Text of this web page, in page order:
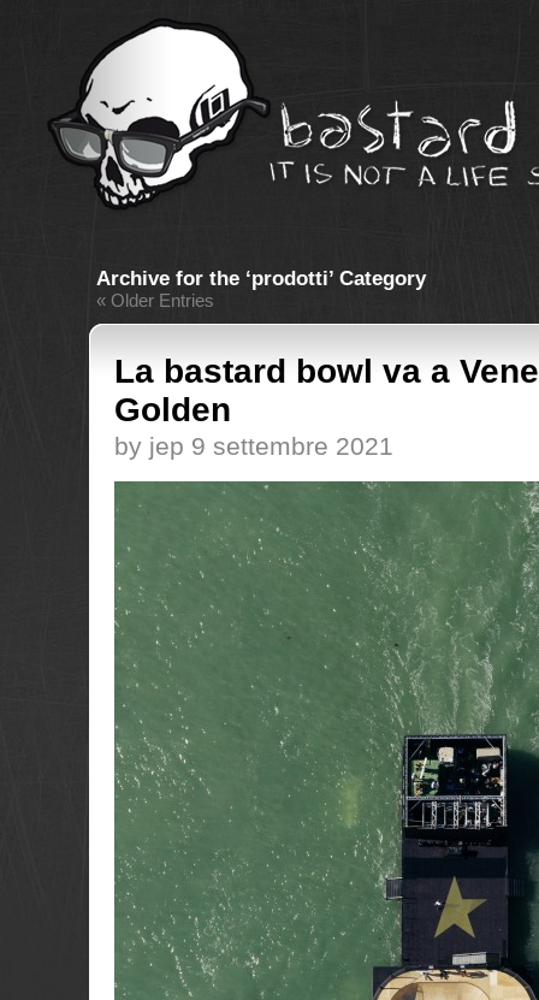
Archive for the ‘prodotti’ Category
« Older Entries
La bastard bowl va a
Golden
by jep 9 settembre 2021